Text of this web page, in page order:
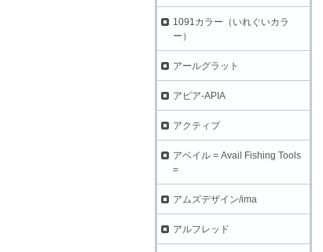
1091カラー（いれぐいカラ
ー）
アールグラット
アピア-APIA
アクティブ
アベイル = Avail Fishing Tools
=
アムズデザイン/ima
アルフレッド